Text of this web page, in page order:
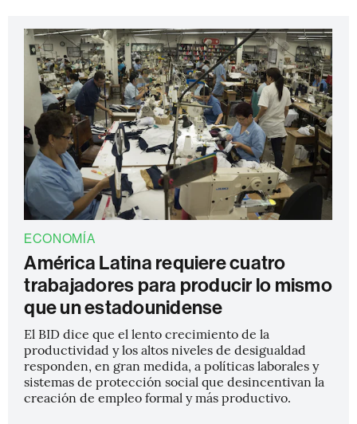
ECONOMÍA
América Latina requiere cuatro
trabajadores para producir lo mismo
que un estadounidense
El BID dice que el lento crecimiento de la
productividad y los altos niveles de desigualdad
responden, en gran medida, a políticas laborales y
sistemas de protección social que desincentivan la
creación de empleo formal y más productivo.